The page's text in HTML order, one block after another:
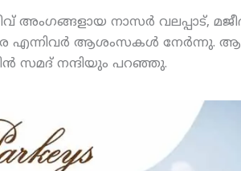
അംഗങ്ങളായ നാസര്‍ വലപ്പാട്,
എന്നിവര്‍ ആശംസകള്‍ നേര്‍ന്നു.
സമദ് നന്ദിയും പറഞ്ഞു.